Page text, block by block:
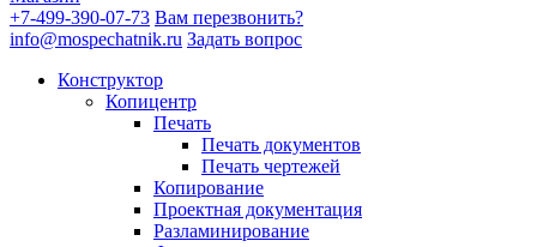
+7-499-390-07-73 Вам перезвонить?
info@mospechatnik.ru Задать вопрос
Конструктор
Копицентр
Печать
Печать документов
Печать чертежей
Копирование
Проектная документация
Разламинирование